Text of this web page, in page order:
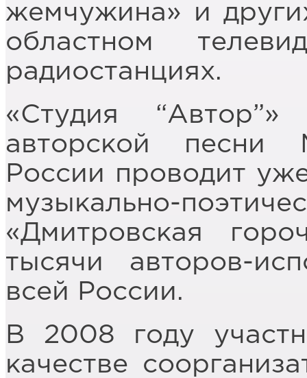
жемчужина» и
областном
радиостанциях.
«Студия
авторской песни
России проводит
музыкально-
«Дмитровская
тысячи авторов-
всей России.
В 2008 году
качестве